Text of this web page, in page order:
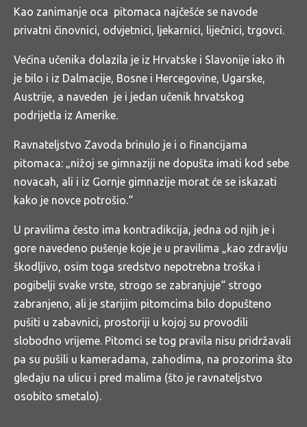
Kao zanimanje oca pitomaca najčešće se navode
privatni činovnici, odvjetnici, ljekarnici, liječnici, trgovci.
Većina učenika dolazila je iz Hrvatske i Slavonije iako ih
je bilo i iz Dalmacije, Bosne i Hercegovine, Ugarske,
Austrije, a naveden je i jedan učenik hrvatskog
podrijetla iz Amerike.
Ravnateljstvo Zavoda brinulo je i o financijama
pitomaca: „nižoj se gimnaziji ne dopušta imati kod sebe
novacah, ali i iz Gornje gimnazije morat će se iskazati
kako je novce potrošio.“
U pravilima često ima kontradikcija, jedna od njih je i
gore navedeno pušenje koje je u pravilima „kao zdravlju
škodljivo, osim toga sredstvo nepotrebna troška i
pogibelji svake vrste, strogo se zabranjuje“ strogo
zabranjeno, ali je starijim pitomcima bilo dopušteno
pušiti u zabavnici, prostoriji u kojoj su provodili
slobodno vrijeme. Pitomci se tog pravila nisu pridržavali
pa su pušili u kameradama, zahodima, na prozorima što
gledaju na ulicu i pred malima (što je ravnateljstvo
osobito smetalo).